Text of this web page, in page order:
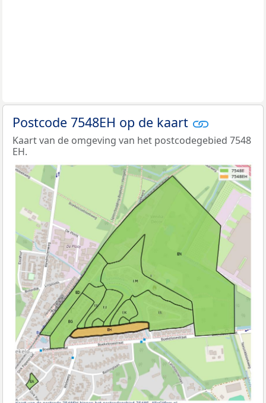
Postcode 7548EH op de kaart
Kaart van de omgeving van het postcodegebied 7548
EH.